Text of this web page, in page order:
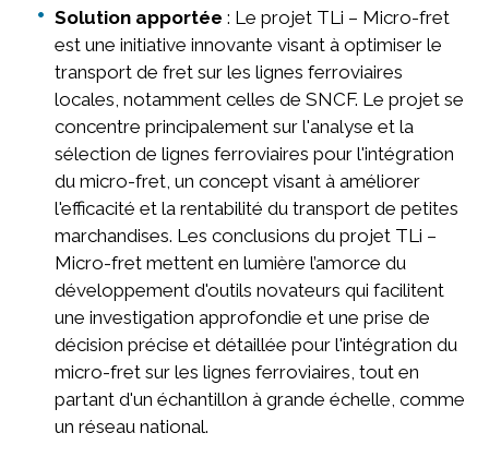
Solution apportée : Le projet TLi – Micro-fret
est une initiative innovante visant à optimiser le
transport de fret sur les lignes ferroviaires
locales, notamment celles de SNCF. Le projet se
concentre principalement sur l'analyse et la
sélection de lignes ferroviaires pour l'intégration
du micro-fret, un concept visant à améliorer
l'efficacité et la rentabilité du transport de petites
marchandises. Les conclusions du projet TLi –
Micro-fret mettent en lumière l’amorce du
développement d'outils novateurs qui facilitent
une investigation approfondie et une prise de
décision précise et détaillée pour l'intégration du
micro-fret sur les lignes ferroviaires, tout en
partant d'un échantillon à grande échelle, comme
un réseau national.